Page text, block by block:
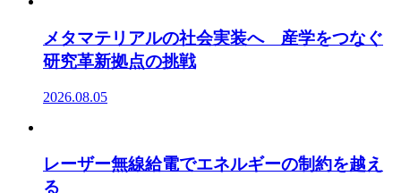
メタマテリアルの社会実装へ 産学をつなぐ
研究革新拠点の挑戦
2026.08.05
レーザー無線給電でエネルギーの制約を越え
る